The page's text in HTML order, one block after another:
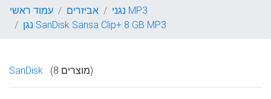
עמוד ראשי אביזרים
נגני MP3
נגן SanDisk Sansa Clip+ 8 GB MP3
SanDisk (8 מוצרים)